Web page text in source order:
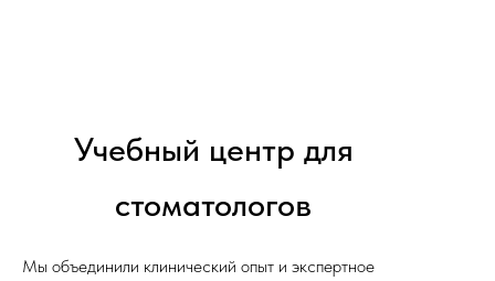
Учебный центр для
стоматологов
Мы объединили клинический опыт и экспертное